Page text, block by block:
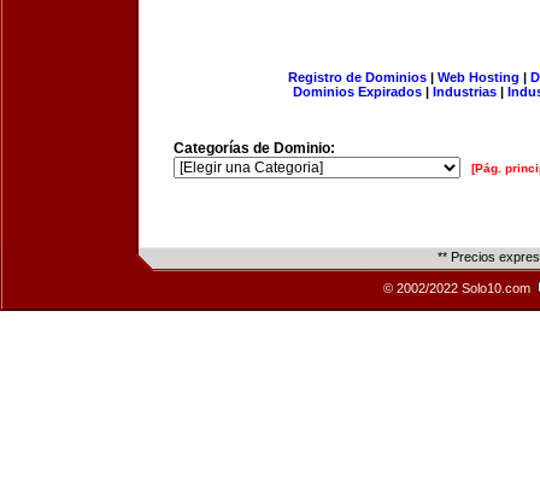
Registro de Dominios| Web Hosting |
Dominios Expirados | Industrias |
Categorías de Dominio:
[Pág.
** Precios
© 2002/2022 Solo10.com